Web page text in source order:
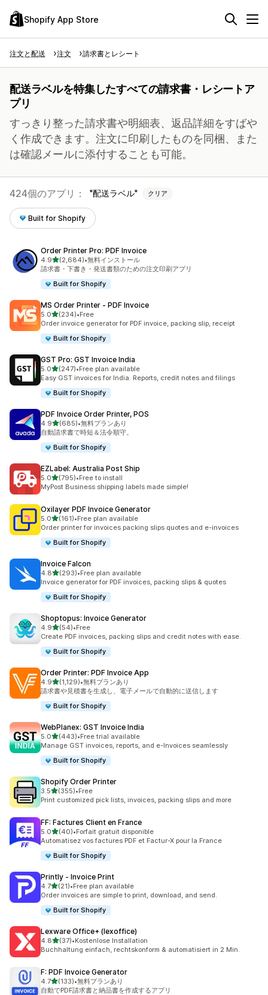
Shopify App Store
注文と配送 注文 請求書とレシート
配送ラベルを特集したすべての請求書・レシートア
プリ
すっきり整った請求書や明細表、返品詳細をすばや
く作成できます。注文に印刷したものを同梱、また
は確認メールに添付することも可能。
424個のアプリ： 配送ラベル クリア
Built for Shopify
Order Printer Pro: PDF Invoice
4.95つ星中
(2,684)
合計レビュー数：2684件
•無料インストール
請求書・下書き・発送書類のための注文印刷アプリ
Built for Shopify
MS Order Printer ‑ PDF Invoice
5.05つ星中
(234)
合計レビュー数：234件
•Free
Order invoice generator for PDF invoice, packing slip, receipt
Built for Shopify
GST Pro: GST Invoice India
5.05つ星中
(247)
合計レビュー数：247件
•Free plan available
Easy GST invoices for India. Reports, credit notes and filings
Built for Shopify
PDF Invoice Order Printer, POS
4.95つ星中
(685)
合計レビュー数：685件
•無料プランあり
自動請求書で時短＆法令順守。
Built for Shopify
EZLabel: Australia Post Ship
5.05つ星中
(795)
合計レビュー数：795件
•Free to install
MyPost Business shipping labels made simple!
Oxilayer PDF Invoice Generator
5.05つ星中
(161)
合計レビュー数：161件
•Free plan available
Order printer for invoices packing slips quotes and e-invoices
Built for Shopify
Invoice Falcon
4.85つ星中
(293)
合計レビュー数：293件
•Free plan available
Invoice generator for PDF invoices, packing slips & quotes
Built for Shopify
Shoptopus: Invoice Generator
4.95つ星中
(54)
合計レビュー数：54件
•Free
Create PDF invoices, packing slips and credit notes with ease.
Built for Shopify
Order Printer: PDF Invoice App
4.95つ星中
(1,129)
合計レビュー数：1129件
•無料プランあり
請求書や見積書を生成し、電子メールで自動的に送信します
Built for Shopify
WebPlanex: GST Invoice India
5.05つ星中
(443)
合計レビュー数：443件
•Free trial available
Manage GST invoices, reports, and e-Invoices seamlessly
Built for Shopify
Shopify Order Printer
3.55つ星中
(355)
合計レビュー数：355件
•Free
Print customized pick lists, invoices, packing slips and more
FF: Factures Client en France
5.05つ星中
(40)
合計レビュー数：40件
•Forfait gratuit disponible
Automatisez vos factures PDF et Factur-X pour la France
Built for Shopify
Printly ‑ Invoice Print
4.75つ星中
(21)
合計レビュー数：21件
•Free plan available
Order invoices are simple to print, download, and send.
Built for Shopify
Lexware Office+ (lexoffice)
4.85つ星中
(37)
合計レビュー数：37件
•Kostenlose Installation
Buchhaltung einfach, rechtskonform & automatisiert in 2 Min.
F: PDF Invoice Generator
4.75つ星中
(133)
合計レビュー数：133件
•無料プランあり
自動でPDF請求書と納品書を作成するアプリ